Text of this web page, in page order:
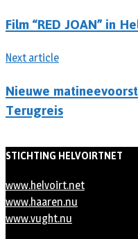
Film “RED JOAN” in
Next article
Nieuwe
Terugreis
STICHTING HELVOIRTNET
www.helvoirt.net
www.haaren.nu
www.vught.nu